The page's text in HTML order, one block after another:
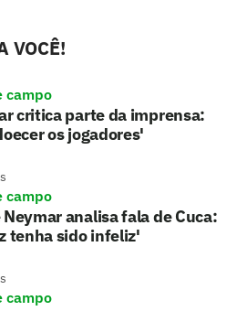
VOCÊ!
campo
critica parte da imprensa:
os jogadores'
campo
Neymar analisa fala de Cuca:
tenha sido infeliz'
campo